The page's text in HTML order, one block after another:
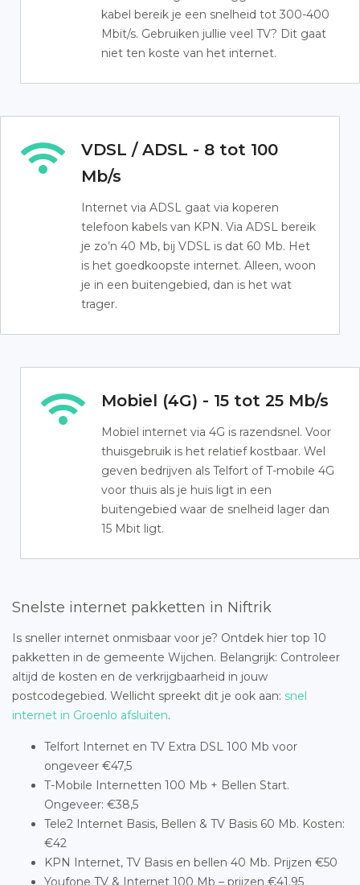
kabel bereik je een snelheid tot 300-400
Mbit/s. Gebruiken jullie veel TV? Dit gaat
niet ten koste van het internet.
VDSL / ADSL - 8 tot 100
Mb/s
Internet via ADSL gaat via koperen
telefoon kabels van KPN. Via ADSL bereik
je zo’n 40 Mb, bij VDSL is dat 60 Mb. Het
is het goedkoopste internet. Alleen, woon
je in een buitengebied, dan is het wat
trager.
Mobiel (4G) - 15 tot 25 Mb/s
Mobiel internet via 4G is razendsnel. Voor
thuisgebruik is het relatief kostbaar. Wel
geven bedrijven als Telfort of T-mobile 4G
voor thuis als je huis ligt in een
buitengebied waar de snelheid lager dan
15 Mbit ligt.
Snelste internet pakketten in Niftrik
Is sneller internet onmisbaar voor je? Ontdek hier top 10
pakketten in de gemeente Wijchen. Belangrijk: Controleer
altijd de kosten en de verkrijgbaarheid in jouw
postcodegebied. Wellicht spreekt dit je ook aan: snel
internet in Groenlo afsluiten.
Telfort Internet en TV Extra DSL 100 Mb voor
ongeveer €47,5
T-Mobile Internetten 100 Mb + Bellen Start.
Ongeveer: €38,5
Tele2 Internet Basis, Bellen & TV Basis 60 Mb. Kosten:
€42
KPN Internet, TV Basis en bellen 40 Mb. Prijzen €50
Youfone TV & Internet 100 Mb – prijzen €41,95